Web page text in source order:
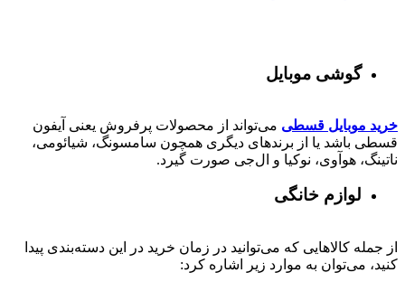
گوشی موبایل
خرید موبایل قسطی می‌تواند از محصولات پرفروش یعنی آیفون
قسطی باشد یا از برندهای دیگری همچون سامسونگ، شیائومی،
ناتینگ، هوآوی، نوکیا و ال‌جی صورت گیرد.
لوازم خانگی
از جمله کالاهایی که می‌توانید در زمان خرید در این دسته‌بندی پیدا
کنید، می‌توان به موارد زیر اشاره کرد: